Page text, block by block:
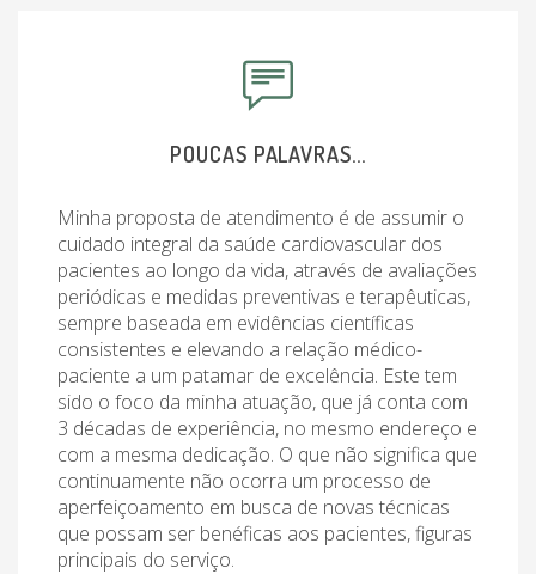
POUCAS PALAVRAS...
Minha proposta de atendimento é de assumir o
cuidado integral da saúde cardiovascular dos
pacientes ao longo da vida, através de avaliações
periódicas e medidas preventivas e terapêuticas,
sempre baseada em evidências científicas
consistentes e elevando a relação médico-
paciente a um patamar de excelência. Este tem
sido o foco da minha atuação, que já conta com
3 décadas de experiência, no mesmo endereço e
com a mesma dedicação. O que não significa que
continuamente não ocorra um processo de
aperfeiçoamento em busca de novas técnicas
que possam ser benéficas aos pacientes, figuras
principais do serviço.